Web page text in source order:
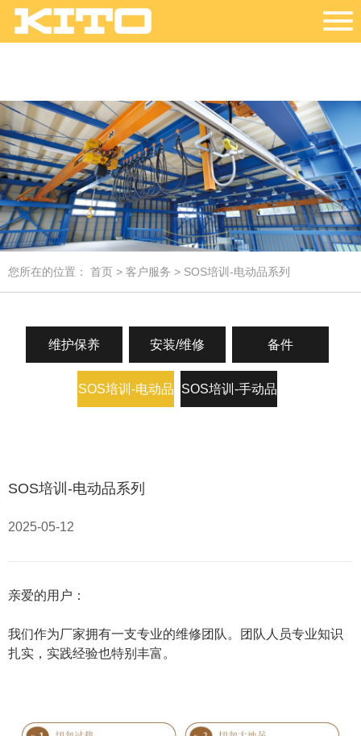
您所在的位置： 首页 > 客户服务 > SOS培训-电动品系列
维护保养 安装/维修 备件
SOS培训-电动品 SOS培训-手动品
SOS培训-电动品系列
2025-05-12
亲爱的用户：
我们作为厂家拥有一支专业的维修团队。团队人员专业知识
扎实，实践经验也特别丰富。